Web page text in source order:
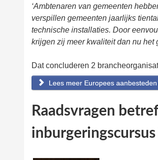
‘Ambtenaren van gemeenten
verspillen gemeenten jaarlijks
technische installaties. Door
krijgen zij meer kwaliteit dan nu het
Dat concluderen 2
Lees meer Europees aanbesteden
Raadsvragen